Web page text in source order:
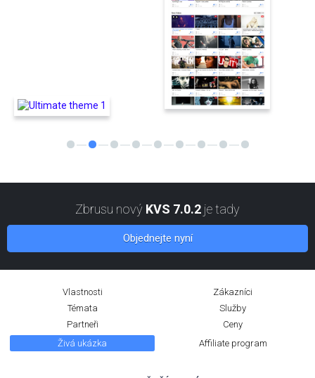
Zbrusu nový KVS 7.0.2 je tady
Objednejte nyní
Vlastnosti
Zákazníci
Témata
Služby
Partneři
Ceny
Živá ukázka
Affiliate program